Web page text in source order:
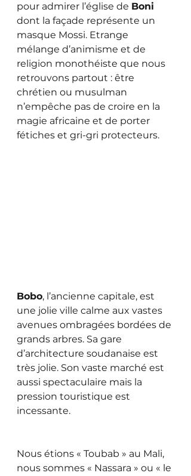
pour admirer l’église de Boni
dont la façade représente un
masque Mossi. Etrange
mélange d’animisme et de
religion monothéiste que nous
retrouvons partout : être
chrétien ou musulman
n’empêche pas de croire en la
magie africaine et de porter
fétiches et gri-gri protecteurs.
Bobo, l’ancienne capitale, est
une jolie ville calme aux vastes
avenues ombragées bordées de
grands arbres. Sa gare
d’architecture soudanaise est
très jolie. Son vaste marché est
aussi spectaculaire mais la
pression touristique est
incessante.
Nous étions « Toubab » au Mali,
nous sommes « Nassara » ou « le